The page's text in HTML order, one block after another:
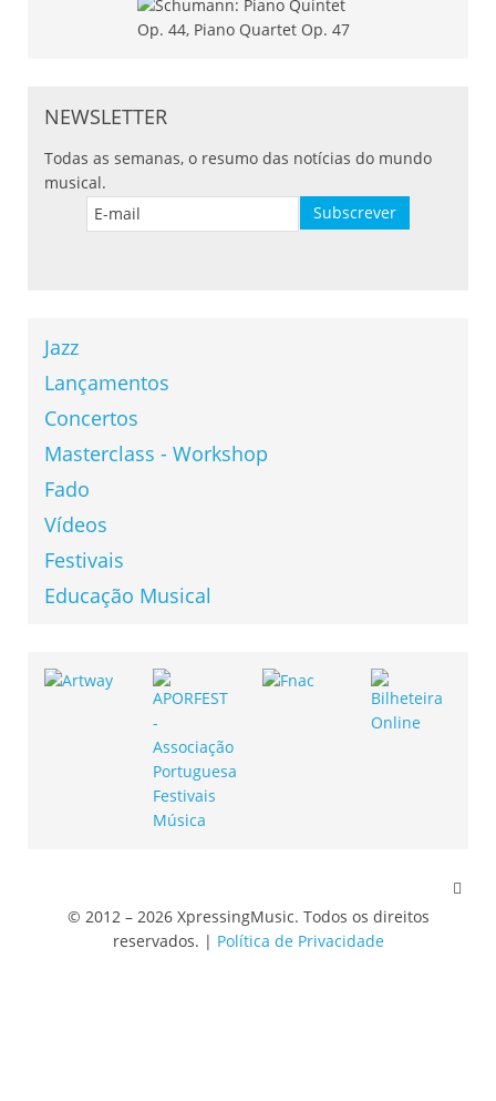
NEWSLETTER
Todas as semanas, o resumo das notícias do mundo
musical.
Jazz
Lançamentos
Concertos
Masterclass - Workshop
Fado
Vídeos
Festivais
Educação Musical
© 2012 – 2026 XpressingMusic. Todos os direitos
reservados. | Política de Privacidade